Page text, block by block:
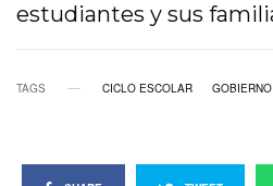
estudiantes y sus
TAGS CICLO ESCOLAR